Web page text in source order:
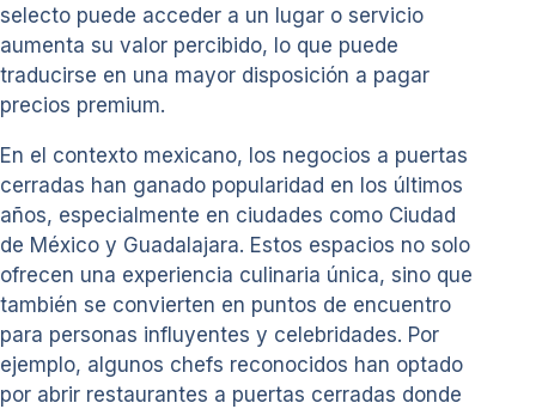
selecto puede acceder a un lugar o servicio
aumenta su valor percibido, lo que puede
traducirse en una mayor disposición a pagar
precios premium.
En el contexto mexicano, los negocios a puertas
cerradas han ganado popularidad en los últimos
años, especialmente en ciudades como Ciudad
de México y Guadalajara. Estos espacios no solo
ofrecen una experiencia culinaria única, sino que
también se convierten en puntos de encuentro
para personas influyentes y celebridades. Por
ejemplo, algunos chefs reconocidos han optado
por abrir restaurantes a puertas cerradas donde